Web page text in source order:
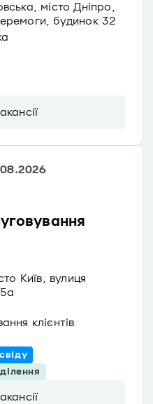
місто Дніпро,
будинок 32
Київ, вулиця
клієнтів